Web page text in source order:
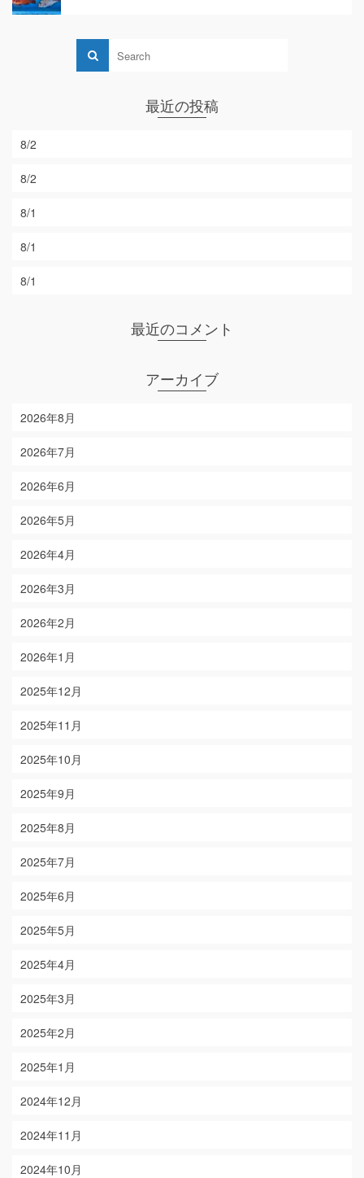
最近の投稿
8/2
8/2
8/1
8/1
8/1
最近のコメント
アーカイブ
2026年8月
2026年7月
2026年6月
2026年5月
2026年4月
2026年3月
2026年2月
2026年1月
2025年12月
2025年11月
2025年10月
2025年9月
2025年8月
2025年7月
2025年6月
2025年5月
2025年4月
2025年3月
2025年2月
2025年1月
2024年12月
2024年11月
2024年10月